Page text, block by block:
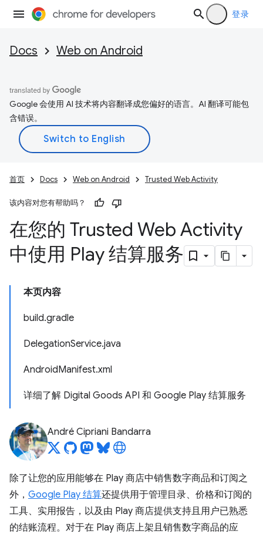
登录
Docs Web on Android
Google 会使用 AI 技术将内容翻译成您偏好的语言。AI 翻译可能包
含错误。
首页 Docs Web on Android Trusted Web Activity
该内容对您有帮助吗？
在您的 Trusted Web Activity
中使用 Play 结算服务
本页内容
build.gradle
DelegationService.java
AndroidManifest.xml
详细了解 Digital Goods API 和 Google Play 结算服务
André Cipriani Bandarra
除了让您的应用能够在 Play 商店中销售数字商品和订阅之
外， Google Play 结算还提供用于管理目录、价格和订阅的
工具、实用报告，以及由 Play 商店提供支持且用户已熟悉
的结账流程。对于在 Play 商店上架且销售数字商品的应